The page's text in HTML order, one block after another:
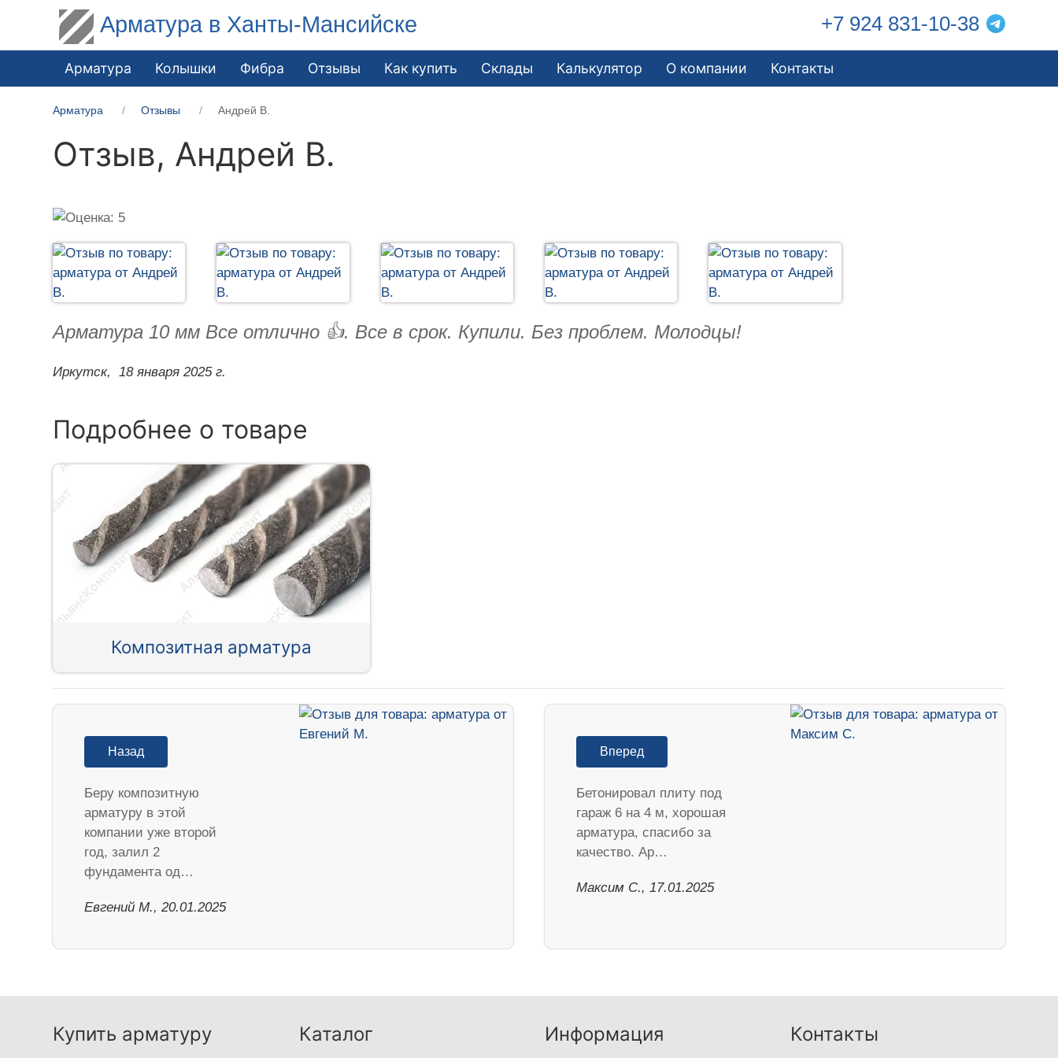
Арматура в Ханты-Мансийске +7 924 831-10-38
Арматура Колышки Фибра Отзывы Как купить Склады Калькулятор О компании Контакты
Арматура Отзывы Андрей В.
Отзыв, Андрей В.
Арматура 10 мм Все отлично 👍. Все в срок. Купили. Без проблем. Молодцы!
Иркутск, 18 января 2025 г.
Подробнее о товаре
Композитная арматура
Назад
Беру композитную
арматуру в этой
компании уже второй
год, залил 2
фундамента од…
​Евгений М., 20.01.2025
Вперед
Бетонировал плиту под
гараж 6 на 4 м, хорошая
арматура, спасибо за
качество. Ар…
Максим С., 17.01.2025
Купить арматуру Каталог Информация Контакты